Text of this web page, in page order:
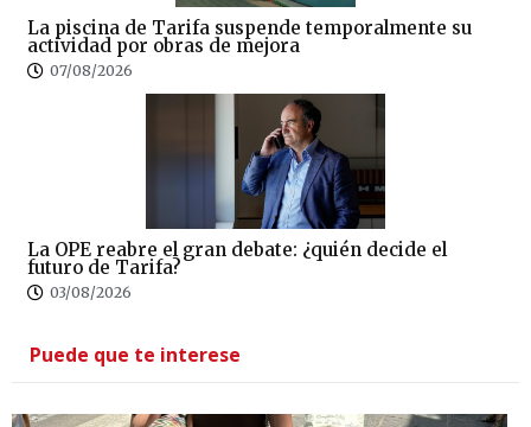
La piscina de Tarifa suspende temporalmente su
actividad por obras de mejora
07/08/2026
La OPE reabre el gran debate: ¿quién decide el
futuro de Tarifa?
03/08/2026
Puede que te interese